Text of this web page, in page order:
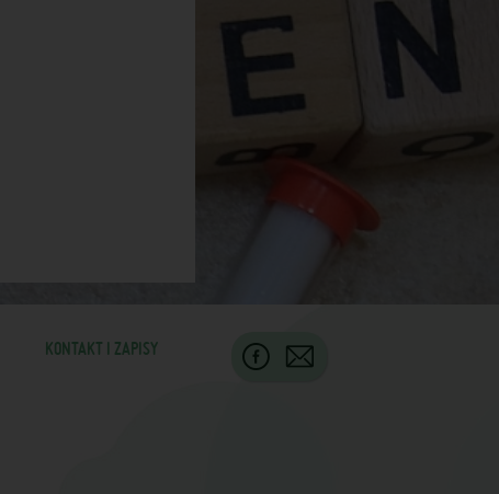
KONTAKT I ZAPISY